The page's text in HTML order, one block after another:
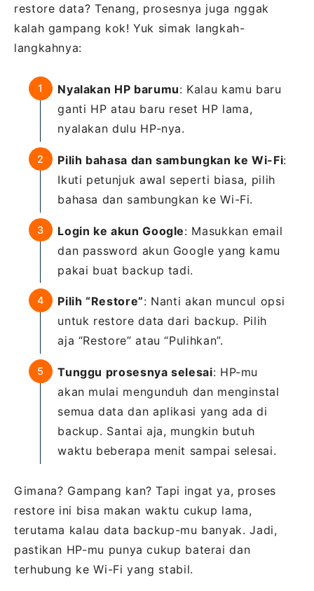
restore data? Tenang, prosesnya juga nggak
kalah gampang kok! Yuk simak langkah-
langkahnya:
Nyalakan HP barumu: Kalau kamu baru
ganti HP atau baru reset HP lama,
nyalakan dulu HP-nya.
Pilih bahasa dan sambungkan ke Wi-Fi:
Ikuti petunjuk awal seperti biasa, pilih
bahasa dan sambungkan ke Wi-Fi.
Login ke akun Google: Masukkan email
dan password akun Google yang kamu
pakai buat backup tadi.
Pilih “Restore”: Nanti akan muncul opsi
untuk restore data dari backup. Pilih
aja “Restore” atau “Pulihkan”.
Tunggu prosesnya selesai: HP-mu
akan mulai mengunduh dan menginstal
semua data dan aplikasi yang ada di
backup. Santai aja, mungkin butuh
waktu beberapa menit sampai selesai.
Gimana? Gampang kan? Tapi ingat ya, proses
restore ini bisa makan waktu cukup lama,
terutama kalau data backup-mu banyak. Jadi,
pastikan HP-mu punya cukup baterai dan
terhubung ke Wi-Fi yang stabil.